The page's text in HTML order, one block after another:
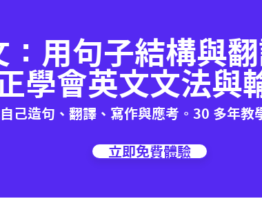
：用句子結構與
學會英文文法與
己造句、翻譯、寫作與應考。30 多年教
立即免費體驗